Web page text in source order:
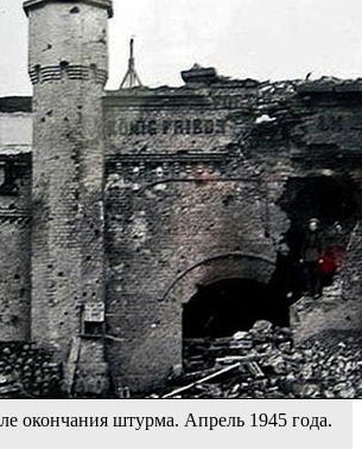
окончания штурма. Апрель 1945 года.